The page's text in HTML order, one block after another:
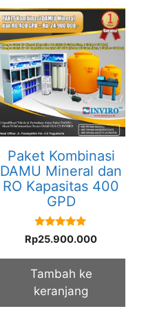
Paket Kombinasi
DAMU Mineral dan
RO Kapasitas 400
GPD
5.00
out of 5
Rp25.900.000
Tambah ke
keranjang